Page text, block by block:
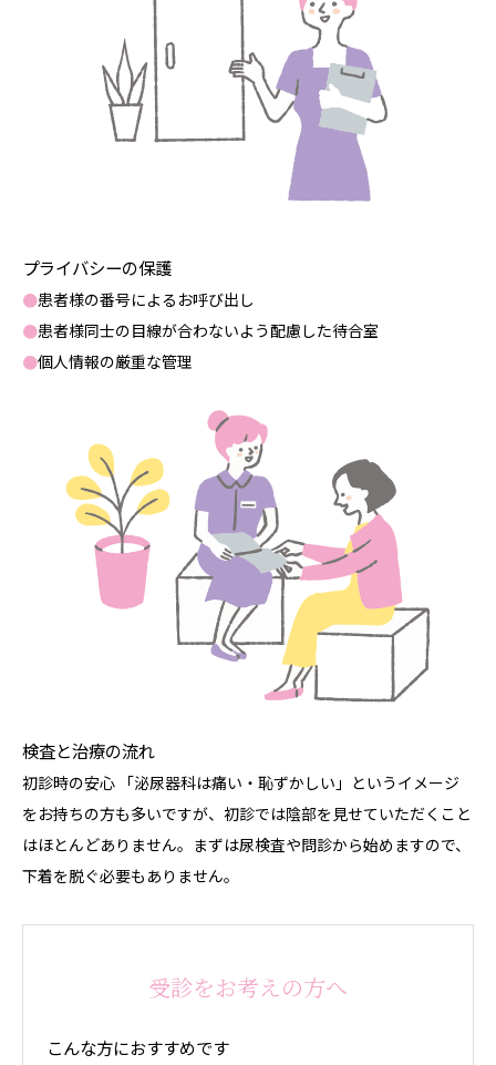
プライバシーの保護
●患者様の番号によるお呼び出し
●患者様同士の目線が合わないよう配慮した待合室
●個人情報の厳重な管理
検査と治療の流れ
初診時の安心 「泌尿器科は痛い・恥ずかしい」というイメージ
をお持ちの方も多いですが、初診では陰部を見せていただくこと
はほとんどありません。まずは尿検査や問診から始めますので、
下着を脱ぐ必要もありません。
受診をお考えの方へ
こんな方におすすめです